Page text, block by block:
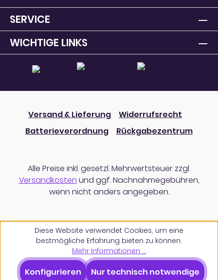
SERVICE
WICHTIGE LINKS
Versand & Lieferung
Widerrufsrecht
Batterieverordnung
Rückgabezentrum
Alle Preise inkl. gesetzl. Mehrwertsteuer zzgl.
Versandkosten und ggf. Nachnahmegebühren,
wenn nicht anders angegeben.
Diese Website verwendet Cookies, um eine
bestmögliche Erfahrung bieten zu können.
Mehr Informationen ...
Nur technisch notwendige
Konfigurieren